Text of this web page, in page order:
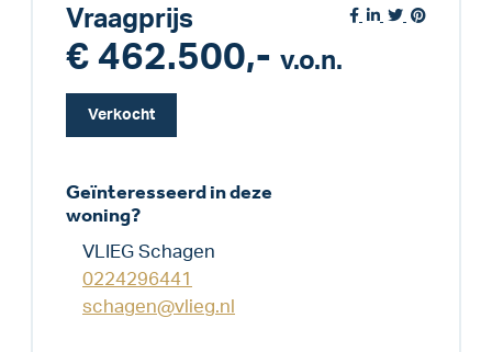
Vraagprijs
€ 462.500,- v.o.n.
Verkocht
Geïnteresseerd in deze
woning?
VLIEG Schagen
0224296441
schagen@vlieg.nl